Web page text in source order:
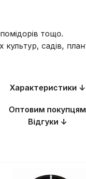
тощо.
садів,
Характеристики ↓
Оптовим покупцям
Відгуки ↓